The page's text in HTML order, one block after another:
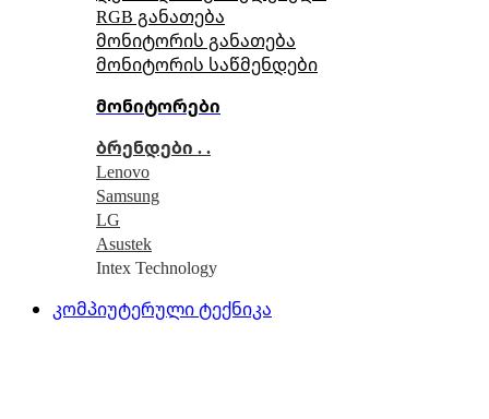
RGB განათება
მონიტორის განათება
მონიტორის საწმენდები
მონიტორები
ბრენდები . .
Lenovo
Samsung
LG
Asustek
Intex Technology
კომპიუტერული ტექნიკა